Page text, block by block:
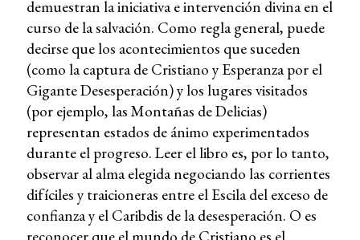
demuestran la iniciativa e intervención divina en el
curso de la salvación. Como regla general, puede
decirse que los acontecimientos que suceden
(como la captura de Cristiano y Esperanza por el
Gigante Desesperación) y los lugares visitados
(por ejemplo, las Montañas de Delicias)
representan estados de ánimo experimentados
durante el progreso. Leer el libro es, por lo tanto,
observar al alma elegida negociando las corrientes
difíciles y traicioneras entre el Escila del exceso de
confianza y el Caribdis de la desesperación. O es